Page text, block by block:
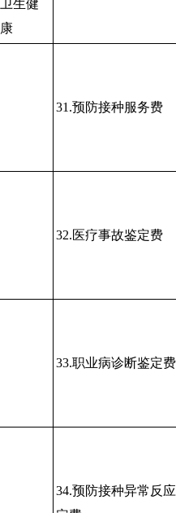
卫生健
康
31.预防接种服务费
32.医疗事故鉴定费
33.职业病诊断鉴定费
34.预防接种异常反